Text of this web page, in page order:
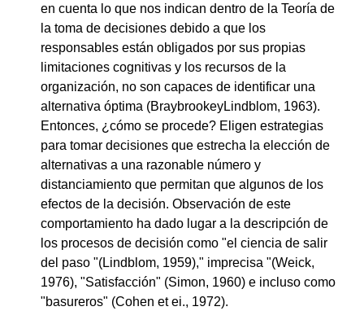
en cuenta lo que nos indican dentro de la Teoría de
la toma de decisiones debido a que los
responsables están obligados por sus propias
limitaciones cognitivas y los recursos de la
organización, no son capaces de identificar una
alternativa óptima (BraybrookeyLindblom, 1963).
Entonces, ¿cómo se procede? Eligen estrategias
para tomar decisiones que estrecha la elección de
alternativas a una razonable número y
distanciamiento que permitan que algunos de los
efectos de la decisión. Observación de este
comportamiento ha dado lugar a la descripción de
los procesos de decisión como "el ciencia de salir
del paso "(Lindblom, 1959)," imprecisa "(Weick,
1976), "Satisfacción" (Simon, 1960) e incluso como
"basureros" (Cohen et ei., 1972).